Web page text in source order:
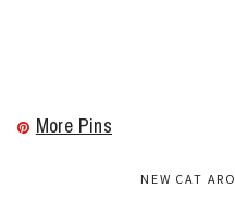
More Pins
NEW CAT